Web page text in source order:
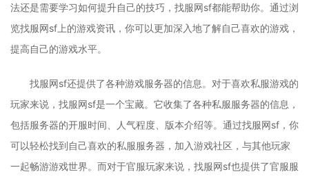
法还是需要学习如何提升自己的技巧，找服网sf都能帮助你。通过浏
览找服网sf上的游戏资讯，你可以更加深入地了解自己喜欢的游戏，
提高自己的游戏水平。
找服网sf还提供了各种游戏服务器的信息。对于喜欢私服游戏的
玩家来说，找服网sf是一个宝藏。它收集了各种私服服务器的信息，
包括服务器的开服时间、人气程度、版本介绍等。通过找服网sf，你
可以轻松找到自己喜欢的私服服务器，加入游戏社区，与其他玩家
一起畅游游戏世界。而对于官服玩家来说，找服网sf也提供了官服服